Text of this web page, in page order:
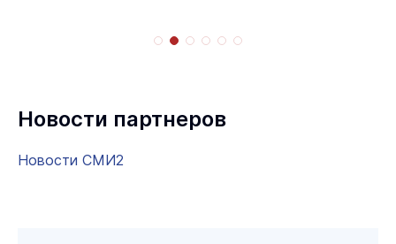
Новости партнеров
Новости СМИ2